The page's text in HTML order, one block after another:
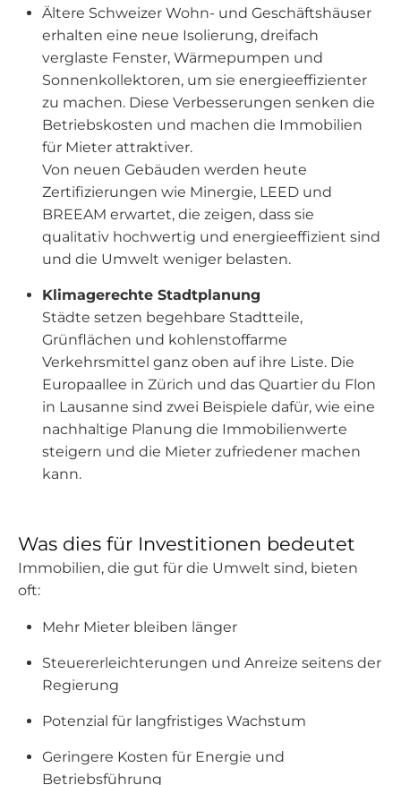
Ältere Schweizer Wohn- und Geschäftshäuser
erhalten eine neue Isolierung, dreifach
verglaste Fenster, Wärmepumpen und
Sonnenkollektoren, um sie energieeffizienter
zu machen. Diese Verbesserungen senken die
Betriebskosten und machen die Immobilien
für Mieter attraktiver.
Von neuen Gebäuden werden heute
Zertifizierungen wie Minergie, LEED und
BREEAM erwartet, die zeigen, dass sie
qualitativ hochwertig und energieeffizient sind
und die Umwelt weniger belasten.
Klimagerechte Stadtplanung
Städte setzen begehbare Stadtteile,
Grünflächen und kohlenstoffarme
Verkehrsmittel ganz oben auf ihre Liste. Die
Europaallee in Zürich und das Quartier du Flon
in Lausanne sind zwei Beispiele dafür, wie eine
nachhaltige Planung die Immobilienwerte
steigern und die Mieter zufriedener machen
kann.
Was dies für Investitionen bedeutet
Immobilien, die gut für die Umwelt sind, bieten
oft:
Mehr Mieter bleiben länger
Steuererleichterungen und Anreize seitens der
Regierung
Potenzial für langfristiges Wachstum
Geringere Kosten für Energie und
Betriebsführung